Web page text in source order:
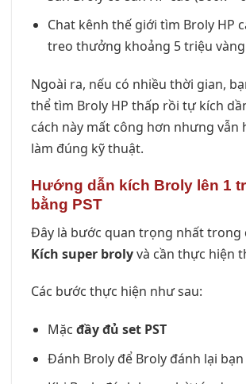
Chat kênh thế giới tìm Broly HP
treo thưởng khoảng 5 triệu vàng
Ngoài ra, nếu có nhiều thời gian,
thể tìm Broly HP thấp rồi tự kích
cách này mất công hơn nhưng vẫn
làm đúng kỹ thuật.
Hướng dẫn kích Broly lên 1
bằng PST
Đây là bước quan trọng nhất trong
Kích super brolyvà cần thực hiện
Các bước thực hiện như sau:
Mặc đầy đủ set PST
Đánh Broly để Broly đánh lại bạn